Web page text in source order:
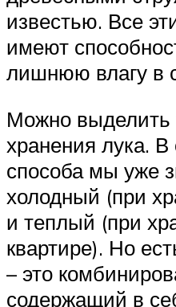
известью. Все
имеют
лишнюю влагу в
Можно выделить
хранения лука.
способа мы уже
холодный (при
и теплый (при
квартире). Но
– это
содержащий в